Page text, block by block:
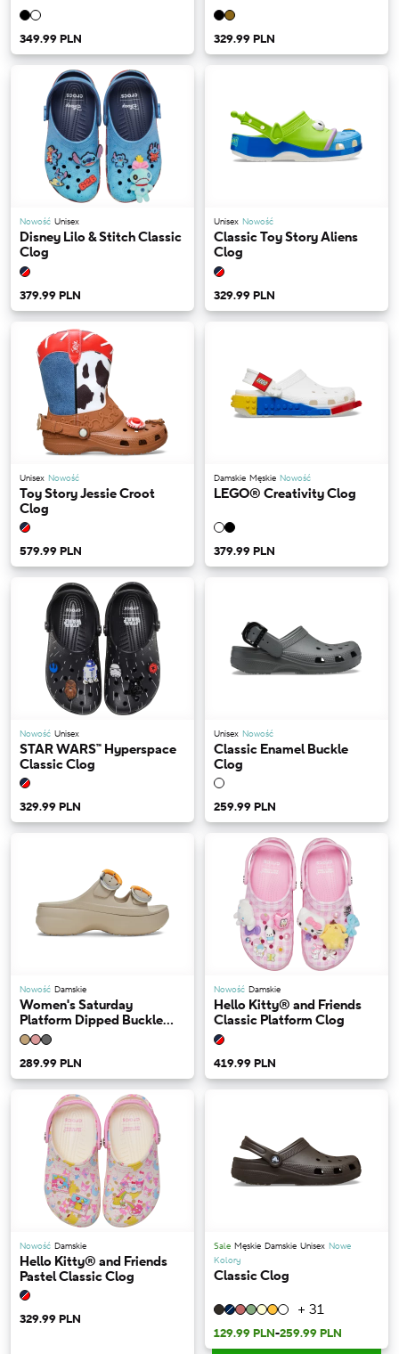
349.99 PLN 329.99 PLN
Nowość Unisex
Disney Lilo & Stitch Classic
Clog
379.99 PLN
Unisex Nowość
Classic Toy Story Aliens
Clog
329.99 PLN
Unisex Nowość
Toy Story Jessie Croot
Clog
579.99 PLN
Damskie Męskie Nowość
LEGO® Creativity Clog
379.99 PLN
Nowość Unisex
STAR WARS™ Hyperspace
Classic Clog
329.99 PLN
Unisex Nowość
Classic Enamel Buckle
Clog
259.99 PLN
Nowość Damskie
Women's Saturday
Platform Dipped Buckle
Sandal
289.99 PLN
Nowość Damskie
Hello Kitty® and Friends
Classic Platform Clog
419.99 PLN
Nowość Damskie
Hello Kitty® and Friends
Pastel Classic Clog
329.99 PLN
Sale Męskie Damskie Unisex Nowe
Kolory
Classic Clog
+ 31
129.99 PLN-259.99 PLN